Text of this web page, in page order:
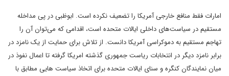
امارات فقط منافع خارجی آمریکا را تضعیف نکرده است. ابوظبی در پی مداخله
مستقیم در سیاست‌های داخلی ایالات متحده است، اقدامی که می‌توان آن را
تهاجم مستقیم به دموکراسی آمریکا دانست. از تلاش برای حمایت از یک نامزد در
برابر نامزد دیگر در انتخابات ریاست جمهوری گذشته امریکا گرفته تا اعمال نفوذ در
میان نمایندگان کنگره و سنای ایالات متحده برای اتخاذ سیاست هایی مطابق با